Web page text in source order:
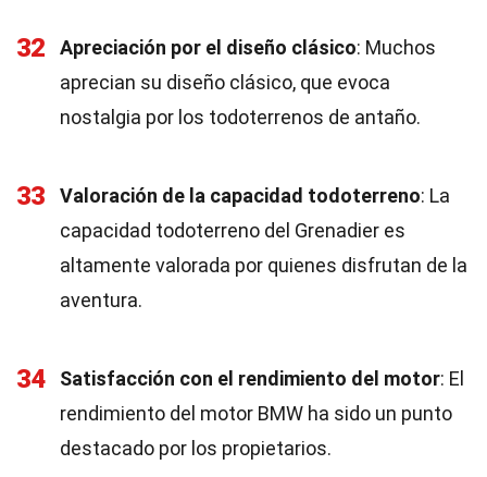
32 Apreciación por el diseño clásico: Muchos
aprecian su diseño clásico, que evoca
nostalgia por los todoterrenos de antaño.
33 Valoración de la capacidad todoterreno: La
capacidad todoterreno del Grenadier es
altamente valorada por quienes disfrutan de la
aventura.
34 Satisfacción con el rendimiento del motor: El
rendimiento del motor BMW ha sido un punto
destacado por los propietarios.